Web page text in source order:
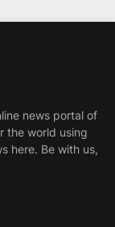
news portal of
the world using
here. Be with us,